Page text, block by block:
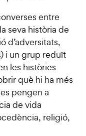
entre
seva història de
d’adversitats,
i un grup reduït
les històries
què hi ha més
pengen a
de vida
religió,